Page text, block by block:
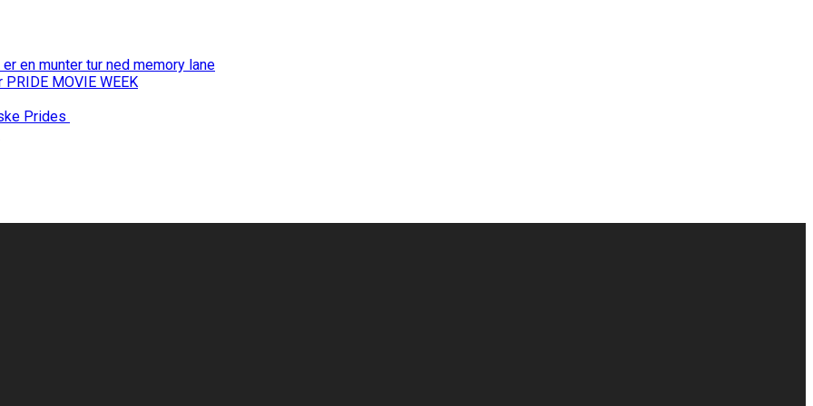
en munter tur ned memory lane
MOVIE WEEK
Prides